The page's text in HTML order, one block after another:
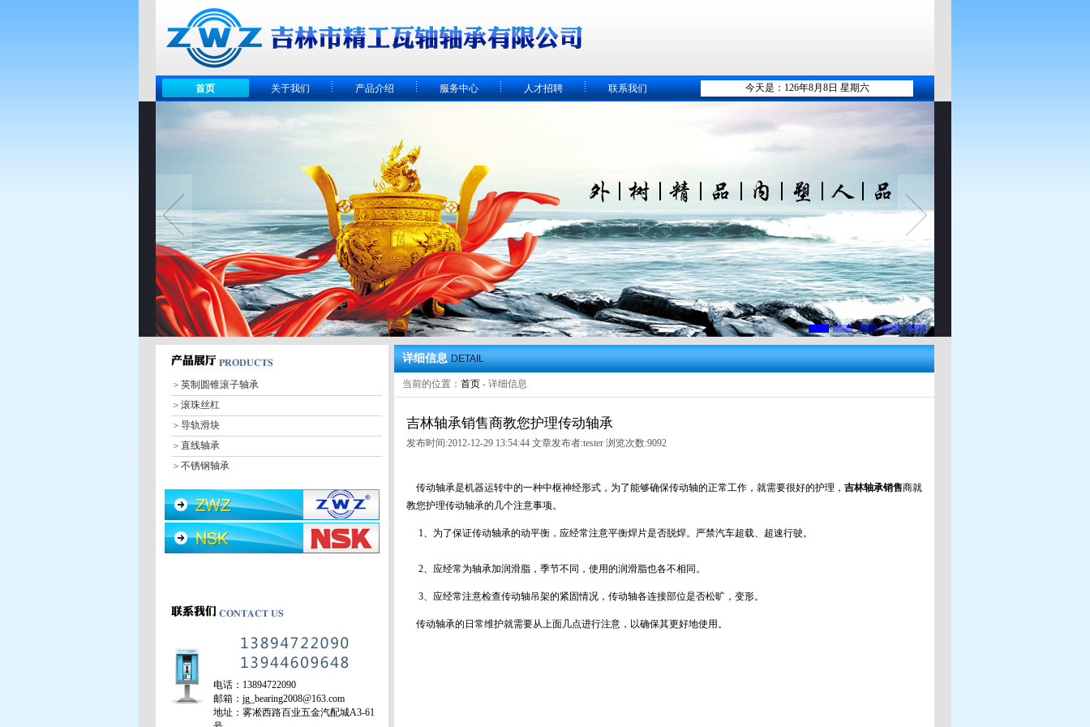
首页 关于我们 产品介绍 服务中心 人才招聘 联系我们 今天是：126年8月8日 星期六
＞ 英制圆锥滚子轴承
＞ 滚珠丝杠
＞ 导轨滑块
＞ 直线轴承
＞ 不锈钢轴承
＞调心球轴承
＞圆柱滚子轴承
＞调心滚子轴承
＞推力调心滚子轴承
＞轴承皮带
轴承加热器
密封件
角接触球轴承
电话：13894722090
邮箱：jg_bearing2008@163.com
地址：雾凇西路百业五金汽配城A3-61
详细信息DETAIL
当前的位置： 首页 - 详细信息
吉林轴承销售商教您护理传动轴承
发布时间:2012-12-29 13:54:44 文章发布者:tester 浏览次数:9092
传动轴承是机器运转中的一种中枢神经形式，为了能够确保传动轴的正常工作，就需要很好的护理， 吉林轴承销售商就
教您护理传动轴承的几个注意事项。
1、为了保证传动轴承的动平衡，应经常注意平衡焊片是否脱焊。严禁汽车超载、超速行驶。
2、应经常为轴承加润滑脂，季节不同，使用的润滑脂也各不相同。
3、应经常注意检查传动轴吊架的紧固情况，传动轴各连接部位是否松旷，变形。
传动轴承的日常维护就需要从上面几点进行注意，以确保其更好地使用。